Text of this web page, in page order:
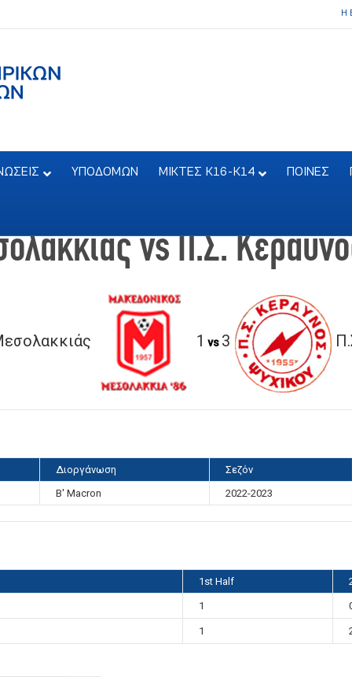
Η
ΥΠΟΔΟΜΩΝ ΜΙΚΤΕΣ Κ16-Κ14 ΠΟΙΝΕΣ
vs Π.Σ.
1 vs 3
Διοργάνωση Σεζόν
Β' Μacron 2022-2023
1st Half
1
1